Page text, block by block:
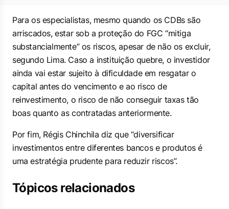
Para os especialistas, mesmo quando os CDBs são
arriscados, estar sob a proteção do FGC “mitiga
substancialmente” os riscos, apesar de não os excluir,
segundo Lima. Caso a instituição quebre, o investidor
ainda vai estar sujeito à dificuldade em resgatar o
capital antes do vencimento e ao risco de
reinvestimento, o risco de não conseguir taxas tão
boas quanto as contratadas anteriormente.
Por fim, Régis Chinchila diz que “diversificar
investimentos entre diferentes bancos e produtos é
uma estratégia prudente para reduzir riscos”.
Tópicos relacionados